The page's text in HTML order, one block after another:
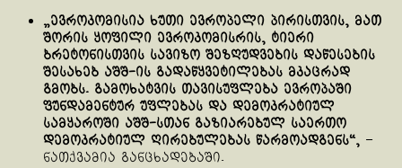
„ევროკომისია ხუთი ევროპელი პირისთვის, მათ
შორის ყოფილი ევროკომისრის, ტიერი
ბრეტონისთვის სავიზო შეზღუდვების დაწესების
შესახებ აშშ-ის გადაწყვეტილებას მკაცრად
გმობს. გამოხატვის თავისუფლება ევროპაში
ფუნდამენტურ უფლებას და დემოკრატიულ
სამყაროში აშშ-სთან გაზიარებულ საერთო
დემოკრატიულ ღირებულებას წარმოადგენს“, –
ნათქვამია განცხადებაში.